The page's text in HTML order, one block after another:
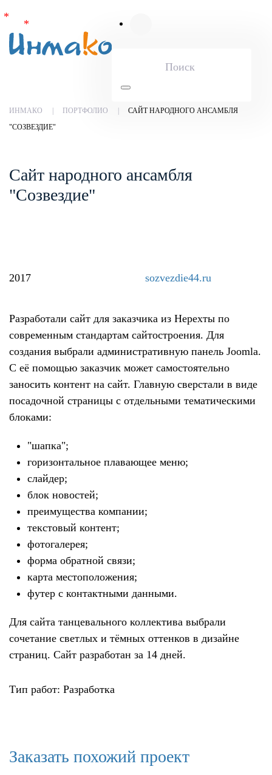
Skip to main content
ИНМАКО ПОРТФОЛИО
САЙТ НАРОДНОГО АНСАМБЛЯ
"СОЗВЕЗДИЕ"
Сайт народного ансамбля
"Созвездие"
2017 sozvezdie44.ru
Разработали сайт для заказчика из Нерехты по
современным стандартам сайтостроения. Для
создания выбрали административную панель Joomla.
С её помощью заказчик может самостоятельно
заносить контент на сайт. Главную сверстали в виде
посадочной страницы с отдельными тематическими
блоками:
"шапка";
горизонтальное плавающее меню;
слайдер;
блок новостей;
преимущества компании;
текстовый контент;
фотогалерея;
форма обратной связи;
карта местоположения;
футер с контактными данными.
Для сайта танцевального коллектива выбрали
сочетание светлых и тёмных оттенков в дизайне
страниц. Сайт разработан за 14 дней.
Тип работ: Разработка
Заказать похожий проект